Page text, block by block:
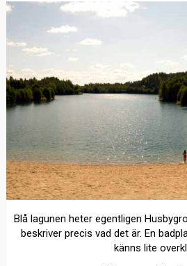
Blå lagunen heter egentligen
beskriver precis vad det är. En
känns lite